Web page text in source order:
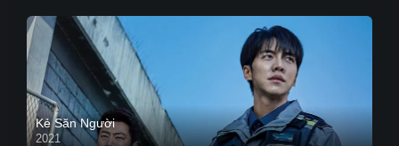
Kẻ Săn Người
2021